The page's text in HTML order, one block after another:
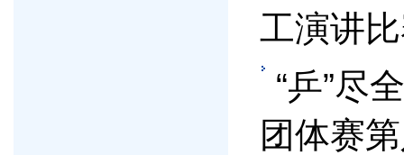
工演讲
“乒”尽
团体赛